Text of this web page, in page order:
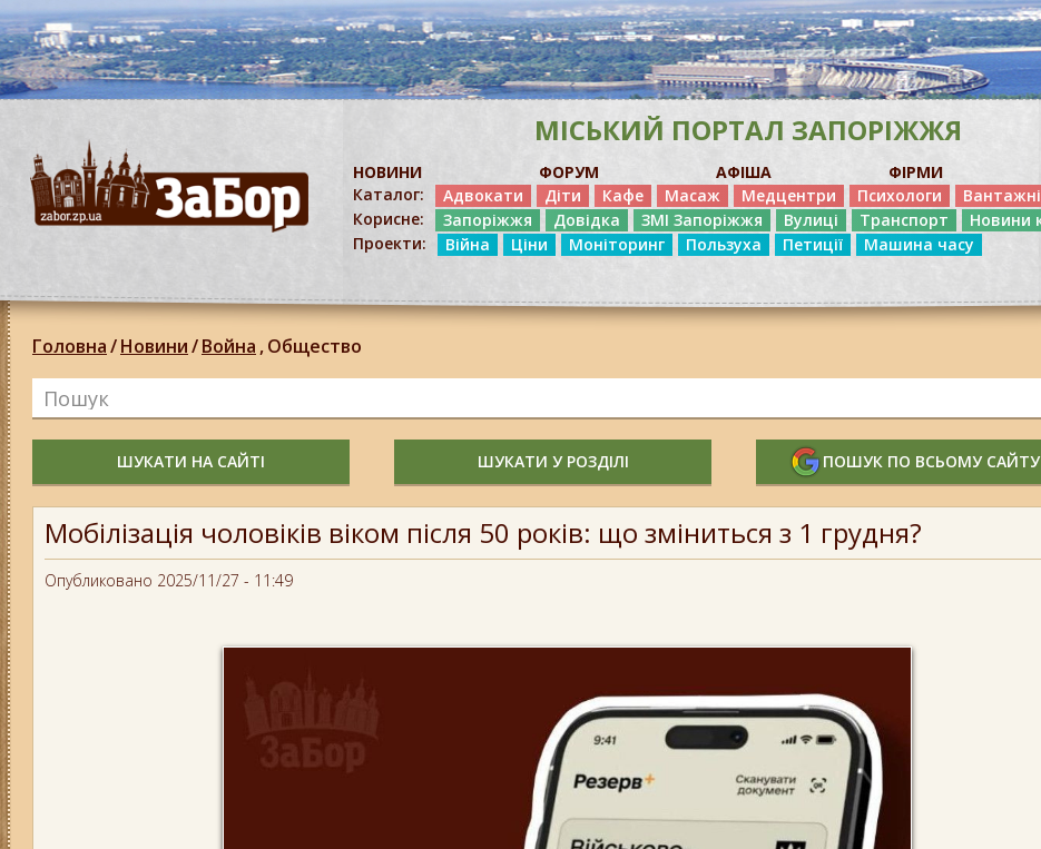
МІСЬКИЙ ПОРТАЛ ЗАПОРІЖЖЯ
НОВИНИ ФОРУМ АФІША ФІРМИ
Каталог:
Адвокати Діти Кафе Масаж Медцентри Психологи
Корисне:
Запоріжжя Довідка ЗМІ Запоріжжя Вулиці Транспорт Новини
Проекти:
Війна Ціни Моніторинг Пользуха Петиції Машина часу
Головна/Новини/Война ,Общество
ШУКАТИ НА САЙТІ ШУКАТИ У РОЗДІЛІ ПОШУК ПО ВСЬОМУ САЙТУ
Мобілізація чоловіків віком після 50 років: що зміниться з 1 грудня?
Опубликовано 2025/11/27 - 11:49